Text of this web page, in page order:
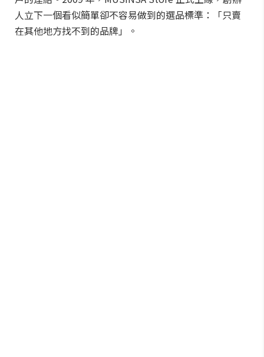
人立下一個看似簡單卻不容易做到的選品標準：「只賣
在其他地方找不到的品牌」。